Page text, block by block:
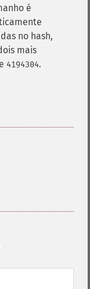
é
no hash,
mais
4194304.